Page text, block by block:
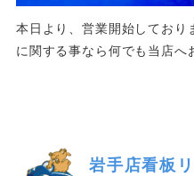
本日より、営業開始しており
に関する事なら何でも当店へ
岩手店看板